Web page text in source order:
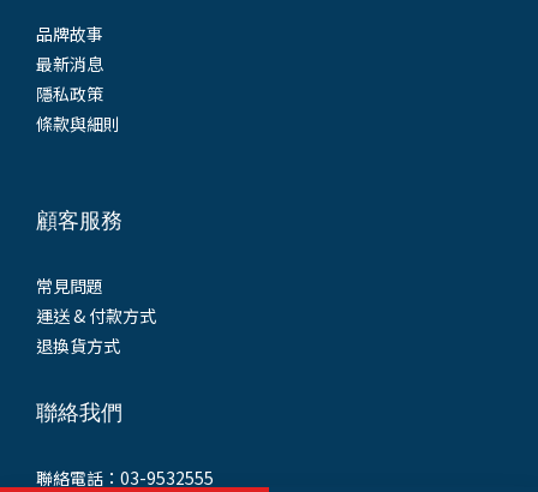
品牌故事
最新消息
隱私政策
條款與細則
顧客服務
常見問題
運送 & 付款方式
退換貨方式
聯絡我們
聯絡電話：03-9532555